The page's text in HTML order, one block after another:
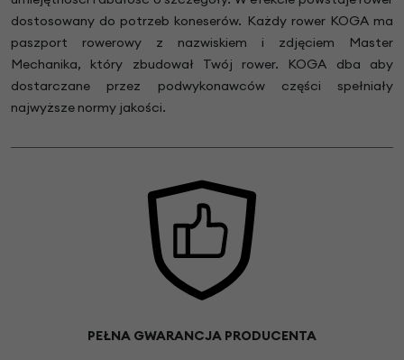
dostosowany do potrzeb koneserów. Każdy rower KOGA ma
paszport rowerowy z nazwiskiem i zdjęciem Master
Mechanika, który zbudował Twój rower. KOGA dba aby
dostarczane przez podwykonawców części spełniały
najwyższe normy jakości.
PEŁNA GWARANCJA PRODUCENTA